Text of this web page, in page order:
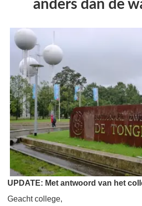
anders dan de
UPDATE: Met antwoord van het
Geacht college,